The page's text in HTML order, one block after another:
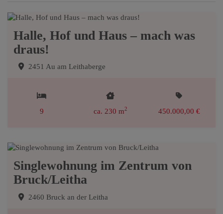
Halle, Hof und Haus – mach was
draus!
2451 Au am Leithaberge
9 ca. 230 m2 450.000,00 €
Singlewohnung im Zentrum von
Bruck/Leitha
2460 Bruck an der Leitha